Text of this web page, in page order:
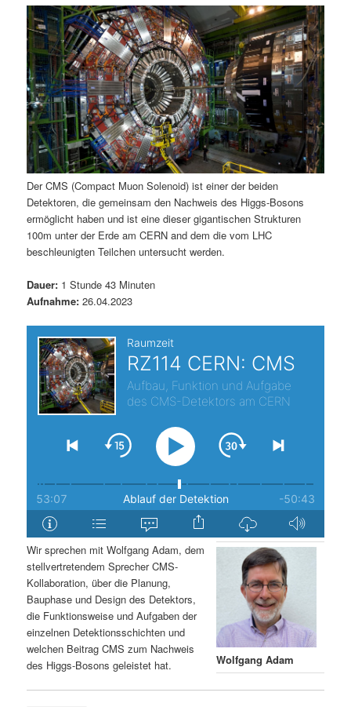
ä
r
e
n
I
n
h
l
t
s
p
n
g
e
n
n
d
ä
r
e
n
I
h
a
l
t
r
i
n
g
e
n
a
v
i
g
a
t
i
o
n
Der CMS (Compact Muon Solenoid) ist einer der beiden
Detektoren, die gemeinsam den Nachweis des Higgs-Bosons
ermöglicht haben und ist eine dieser gigantischen Strukturen
100m unter der Erde am CERN and dem die vom LHC
beschleunigten Teilchen untersucht werden.
Dauer: 1 Stunde 43 Minuten
Aufnahme: 26.04.2023
Wolfgang Adam
Wir sprechen mit Wolfgang Adam, dem
stellvertretendem Sprecher CMS-
Kollaboration, über die Planung,
Bauphase und Design des Detektors,
die Funktionsweise und Aufgaben der
einzelnen Detektionsschichten und
welchen Beitrag CMS zum Nachweis
des Higgs-Bosons geleistet hat.